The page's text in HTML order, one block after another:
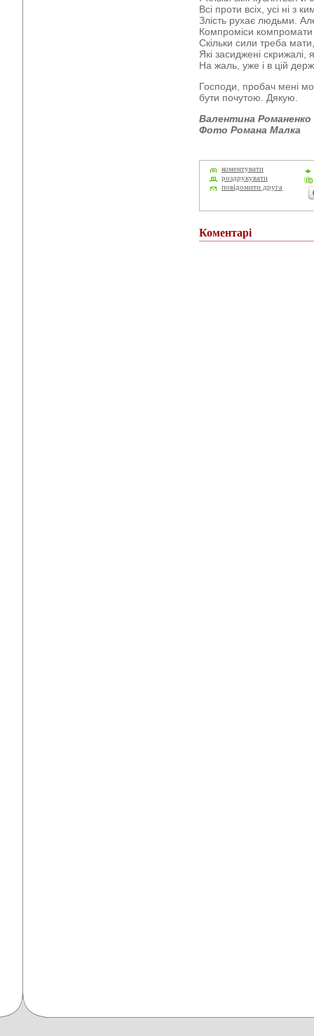
Всі проти всіх, усі ні з
Злість рухає людьми.
Компроміси
Скільки сили треба
Які засиджені
На жаль, уже і в цій
Господи, пробач мені
бути почутою. Дякую.
Валентина Романенко
Фото Романа Малка
коментувати
роздрукувати
повідомити друга
Коментарі